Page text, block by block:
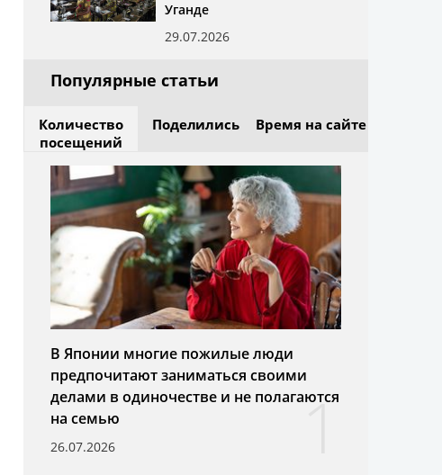
Уганде
29.07.2026
Популярные статьи
Количество
посещений
Поделились Время на сайте
1
В Японии многие пожилые люди
предпочитают заниматься своими
делами в одиночестве и не полагаются
на семью
26.07.2026